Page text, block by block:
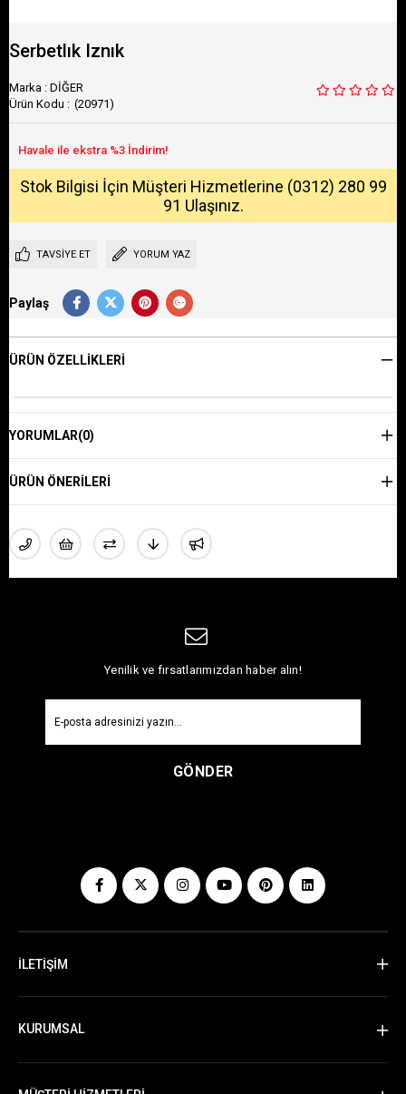
Serbetlık Iznık
Marka : DİĞER
(20971)
Stok Bilgisi İçin Müşteri Hizmetlerine (0312) 280 99
91 Ulaşınız.
TAVSIYE ET YORUM YAZ
Paylaş
ÜRÜN ÖZELLIKLERI
YORUMLAR(0)
ÜRÜN ÖNERILERI
Yenilik ve fırsatlarımızdan haber alın!
GÖNDER
İLETİŞİM
KURUMSAL